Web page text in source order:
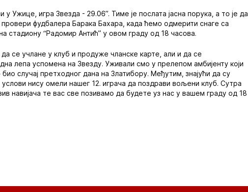
у Ужице, игра Звезда - 29.06”. Тиме је послата јасна порука, а то је да
провери фудбалера Барака Бахара, када ћемо одмерити снаге са
стадиону “Радомир Антић” у овом граду од 18 часова.
се учлане у клуб и продуже чланске карте, али и да се
лепа успомена на Звезду. Уживали смо у прелепом амбијенту који
случај претходног дана на Златибору. Међутим, знајући да су
нису омели нашег 12. играча да поздрави вољени клуб. Сутра
навијача те вас све позивамо да будете уз нас у вашем граду од 18